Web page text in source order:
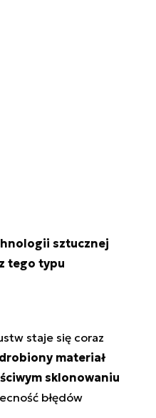
sztucznej
tego typu
staje się coraz
materiał
sklonowaniu
błędów